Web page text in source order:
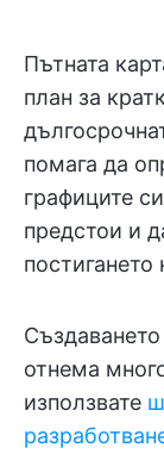
Пътната
план за
помага да
графиците
предстои и
отнема
използвате